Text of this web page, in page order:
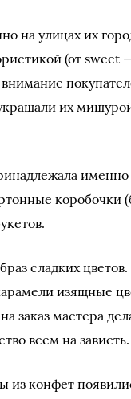
на улицах их
(от sweet
их
коробочки
сладких
изящные
заказ мастера
всем на зависть.
из конфет